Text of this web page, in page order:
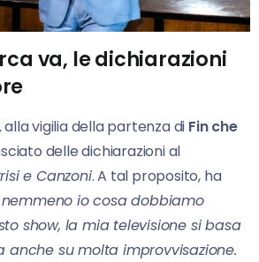
va, le dichiarazioni
alla vigilia della partenza di Fin che
delle dichiarazioni al
e Canzoni. A tal proposito, ha
nemmeno io cosa dobbiamo
show, la mia televisione si basa
anche su molta improvvisazione.